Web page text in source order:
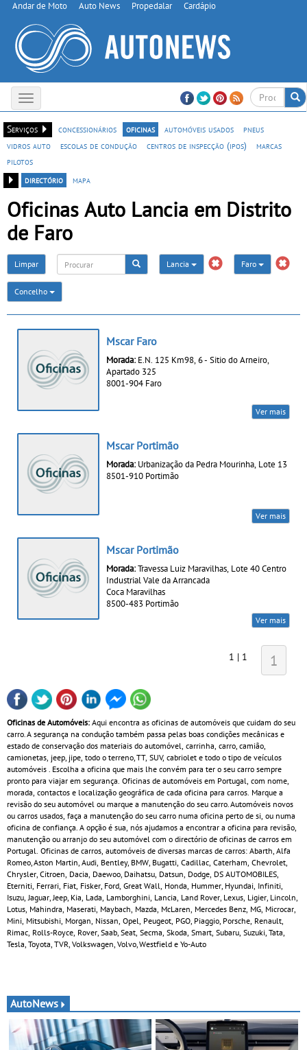
Andar de Moto Auto News Propedalar Cardápio
Toggle
navigation
Serviços
concessionários oficinas automóveis usados
pneus
vidros auto
escolas de condução centros de inspecção (ipos)
marcas
pilotos
directório
mapa
Oficinas Auto Lancia em Distrito
de Faro
Limpar Lancia Faro
Concelho
Mscar Faro
Morada: E.N. 125 Km98, 6 - Sitio do Arneiro,
Apartado 325
8001-904 Faro
Ver mais
Mscar Portimão
Morada: Urbanização da Pedra Mourinha, Lote 13
8501-910 Portimão
Ver mais
Mscar Portimão
Morada:Travessa Luiz Maravilhas, Lote 40 Centro
Industrial Vale da Arrancada
Coca Maravilhas
8500-483 Portimão
Ver mais
1 | 1 1
Oficinas de Automóveis: Aqui encontra as oficinas de automóveis que cuidam do seu
carro. A segurança na condução também passa pelas boas condições mecânicas e
estado de conservação dos materiais do automóvel, carrinha, carro, camião,
camionetas, jeep, jipe, todo o terreno, TT, SUV, cabriolet e todo o tipo de veículos
automóveis . Escolha a oficina que mais lhe convém para ter o seu carro sempre
pronto para viajar em segurança. Oficinas de automóveis em Portugal, com nome,
morada, contactos e localização geográfica de cada oficina para carros. Marque a
revisão do seu automóvel ou marque a manutenção do seu carro. Automóveis novos
ou carros usados, faça a manutenção do seu carro numa oficina perto de si, ou numa
oficina de confiança. A opção é sua, nós ajudamos a encontrar a oficina para revisão,
manutenção ou arranjo do seu automóvel com o directório de oficinas de carros em
Portugal. Oficinas de carros, automóveis de diversas marcas de carros: Abarth, Alfa
Romeo, Aston Martin, Audi, Bentley, BMW, Bugatti, Cadillac, Caterham, Chevrolet,
Chrysler, Citroen, Dacia, Daewoo, Daihatsu, Datsun, Dodge, DS AUTOMOBILES,
Eterniti, Ferrari, Fiat, Fisker, Ford, Great Wall, Honda, Hummer, Hyundai, Infiniti,
Isuzu, Jaguar, Jeep, Kia, Lada, Lamborghini, Lancia, Land Rover, Lexus, Ligier, Lincoln,
Lotus, Mahindra, Maserati, Maybach, Mazda, McLaren, Mercedes Benz, MG, Microcar,
Mini, Mitsubishi, Morgan, Nissan, Opel, Peugeot, PGO, Piaggio, Porsche, Renault,
Rimac, Rolls-Royce, Rover, Saab, Seat, Secma, Skoda, Smart, Subaru, Suzuki, Tata,
Tesla, Toyota, TVR, Volkswagen, Volvo, Westfield e Yo-Auto
AutoNews